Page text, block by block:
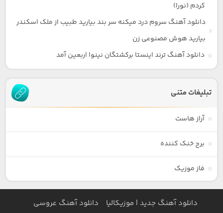
کردم (نورا)
دانلود آهنگ سروم درد میکنه سر بند بیارید طبیب از ملک اسکندر
بیارید هوش مصنوعی زن
دانلود آهنگ ترند اینستا برکشتگان نینوا اربعین آمد
تبلیغات متنی
آراز هاست
برج خنک کننده
فاز موزیک
دانلود آهنگ جدید | موزیکالیا
دانلود آهنگ عروسی